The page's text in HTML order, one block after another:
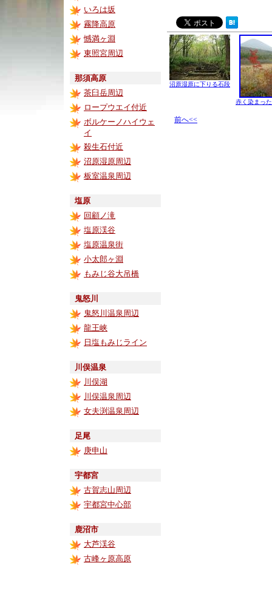
いろは坂
霧降高原
憾満ヶ淵
東照宮周辺
那須高原
茶臼岳周辺
ロープウエイ付近
ボルケーノハイウェ
イ
殺生石付近
沼原湿原周辺
板室温泉周辺
塩原
回顧ノ滝
塩原渓谷
塩原温泉街
小太郎ヶ淵
もみじ谷大吊橋
鬼怒川
鬼怒川温泉周辺
龍王峡
日塩もみじライン
川俣温泉
川俣湖
川俣温泉周辺
女夫渕温泉周辺
足尾
庚申山
宇都宮
古賀志山周辺
宇都宮中心部
鹿沼市
大芦渓谷
古峰ヶ原高原
沼原湿原に下りる石段
赤く染まっ
前へ<<